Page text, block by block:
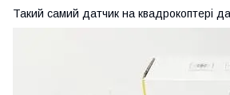
Такий самий датчик на квадрокоптері